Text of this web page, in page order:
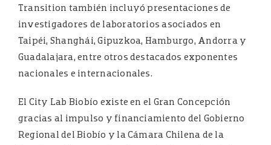
Transition también incluyó presentaciones de
investigadores de laboratorios asociados en
Taipéi, Shanghái, Gipuzkoa, Hamburgo, Andorra y
Guadalajara, entre otros destacados exponentes
nacionales e internacionales.
El City Lab Biobío existe en el Gran Concepción
gracias al impulso y financiamiento del Gobierno
Regional del Biobío y la Cámara Chilena de la